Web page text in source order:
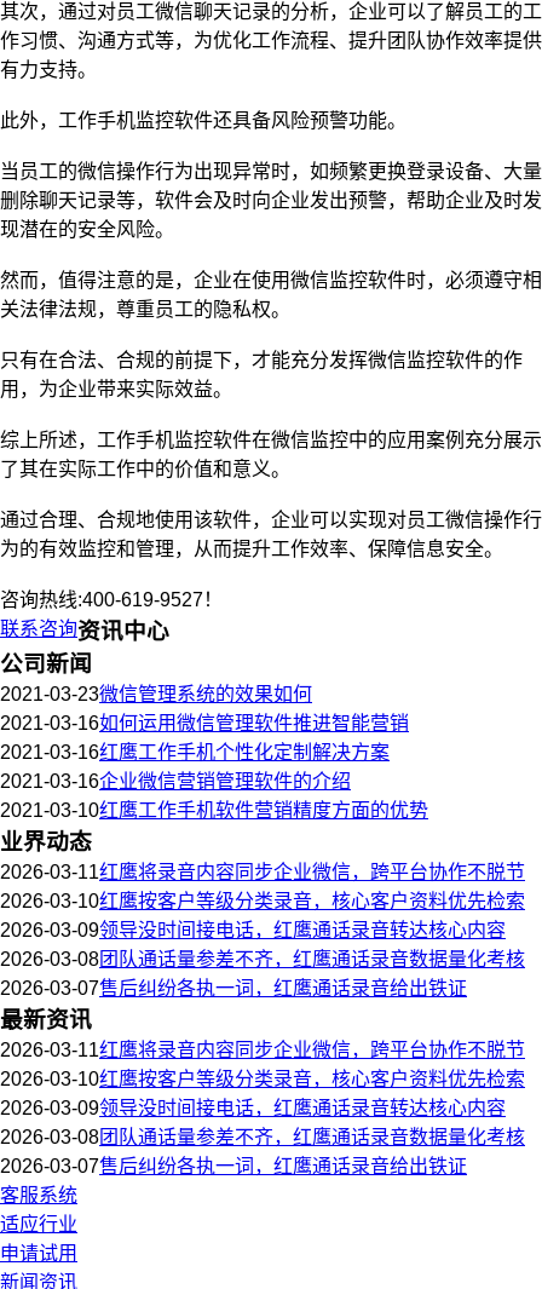
其次，通过对员工微信聊天记录的分析，企业可以了解员工的工
作习惯、沟通方式等，为优化工作流程、提升团队协作效率提供
有力支持。
此外，工作手机监控软件还具备风险预警功能。
当员工的微信操作行为出现异常时，如频繁更换登录设备、大量
删除聊天记录等，软件会及时向企业发出预警，帮助企业及时发
现潜在的安全风险。
然而，值得注意的是，企业在使用微信监控软件时，必须遵守相
关法律法规，尊重员工的隐私权。
只有在合法、合规的前提下，才能充分发挥微信监控软件的作
用，为企业带来实际效益。
综上所述，工作手机监控软件在微信监控中的应用案例充分展示
了其在实际工作中的价值和意义。
通过合理、合规地使用该软件，企业可以实现对员工微信操作行
为的有效监控和管理，从而提升工作效率、保障信息安全。
咨询热线:400-619-9527！
联系咨询资讯中心
公司新闻
2021-03-23微信管理系统的效果如何
2021-03-16如何运用微信管理软件推进智能营销
2021-03-16红鹰工作手机个性化定制解决方案
2021-03-16企业微信营销管理软件的介绍
2021-03-10红鹰工作手机软件营销精度方面的优势
业界动态
2026-03-11红鹰将录音内容同步企业微信，跨平台协作不脱节
2026-03-10红鹰按客户等级分类录音，核心客户资料优先检索
2026-03-09领导没时间接电话，红鹰通话录音转达核心内容
2026-03-08团队通话量参差不齐，红鹰通话录音数据量化考核
2026-03-07售后纠纷各执一词，红鹰通话录音给出铁证
最新资讯
2026-03-11红鹰将录音内容同步企业微信，跨平台协作不脱节
2026-03-10红鹰按客户等级分类录音，核心客户资料优先检索
2026-03-09领导没时间接电话，红鹰通话录音转达核心内容
2026-03-08团队通话量参差不齐，红鹰通话录音数据量化考核
2026-03-07售后纠纷各执一词，红鹰通话录音给出铁证
客服系统
适应行业
申请试用
新闻资讯